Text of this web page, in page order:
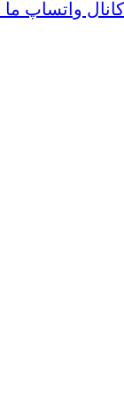
واتساپ